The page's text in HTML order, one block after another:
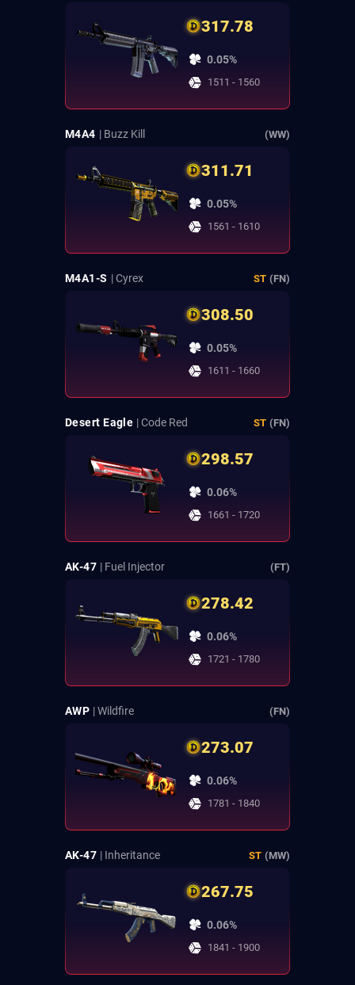
317.78
0.05%
1511 - 1560
M4A4 | Buzz Kill (WW)
311.71
0.05%
1561 - 1610
M4A1-S | Cyrex ST (FN)
308.50
0.05%
1611 - 1660
Desert Eagle | Code Red ST (FN)
298.57
0.06%
1661 - 1720
AK-47 | Fuel Injector (FT)
278.42
0.06%
1721 - 1780
AWP | Wildfire (FN)
273.07
0.06%
1781 - 1840
AK-47 | Inheritance ST (MW)
267.75
0.06%
1841 - 1900